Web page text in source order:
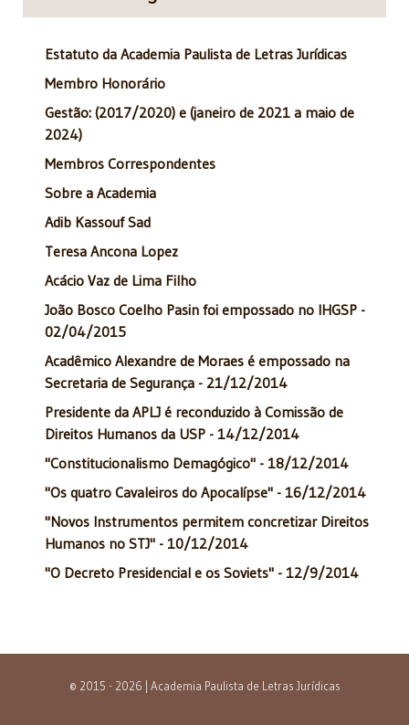
Estatuto da Academia Paulista de Letras Jurídicas
Membro Honorário
Gestão: (2017/2020) e (janeiro de 2021 a maio de
2024)
Membros Correspondentes
Sobre a Academia
Adib Kassouf Sad
Teresa Ancona Lopez
Acácio Vaz de Lima Filho
João Bosco Coelho Pasin foi empossado no IHGSP -
02/04/2015
Acadêmico Alexandre de Moraes é empossado na
Secretaria de Segurança - 21/12/2014
Presidente da APLJ é reconduzido à Comissão de
Direitos Humanos da USP - 14/12/2014
"Constitucionalismo Demagógico" - 18/12/2014
"Os quatro Cavaleiros do Apocalípse" - 16/12/2014
"Novos Instrumentos permitem concretizar Direitos
Humanos no STJ" - 10/12/2014
"O Decreto Presidencial e os Soviets" - 12/9/2014
© 2015 - 2026 | Academia Paulista de Letras Jurídicas